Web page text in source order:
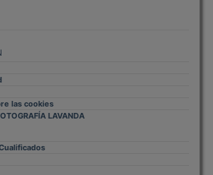
las cookies
LAVANDA